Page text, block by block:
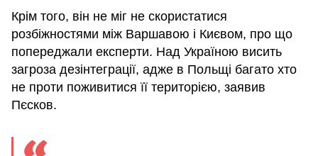
Крім того, він не міг не скористатися
розбіжностями між Варшавою і Києвом, про що
попереджали експерти. Над Україною висить
загроза дезінтеграції, адже в Польщі багато хто
не проти поживитися її територією, заявив
Пєсков.